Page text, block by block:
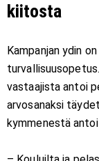
kiitosta
Kampanjan ydin
vastaajista antoi
arvosanaksi
kymmenestä antoi